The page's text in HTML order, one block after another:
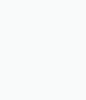
nahe, der
eines Faches,
und ihren
Sie bewahrt